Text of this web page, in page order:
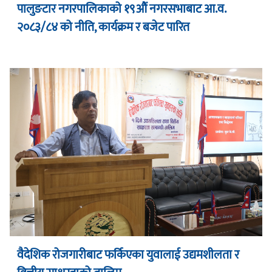
पालुङटार नगरपालिकाको १९औं नगरसभाबाट आ.व.
२०८३/८४ को नीति, कार्यक्रम र बजेट पारित
वैदेशिक रोजगारीबाट फर्किएका युवालाई उद्यमशीलता र